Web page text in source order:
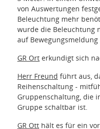
von Auswertungen
Beleuchtung mehr
wurde die Beleuchtung
auf
GR Ort erkundigt sich
Herr Freund führt aus,
Reihenschaltung -
Gruppenschaltung, die
Gruppe schaltbar ist.
GR Ott hält es für ein